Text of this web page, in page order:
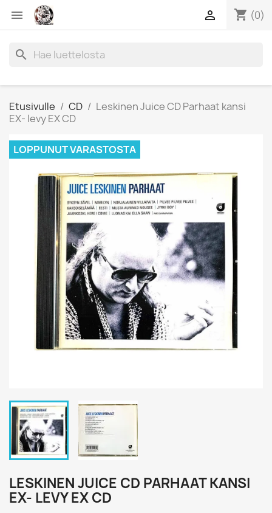
 shopping_cart (0)

search
Etusivulle CD
Leskinen Juice CD Parhaat kansi
EX- levy EX CD
LOPPUNUT VARASTOSTA
LESKINEN JUICE CD PARHAAT KANSI
EX- LEVY EX CD